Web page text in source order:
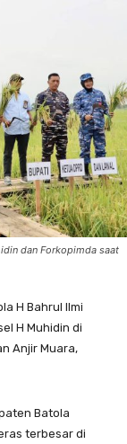
dan Forkopimda saat
H Bahrul Ilmi
H Muhidin di
Anjir Muara,
Batola
terbesar di